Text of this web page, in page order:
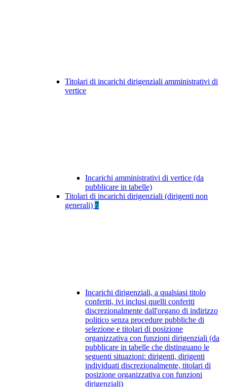
Titolari di incarichi dirigenziali amministrativi di
vertice
Incarichi amministrativi di vertice (da
pubblicare in tabelle)
Titolari di incarichi dirigenziali (dirigenti non
generali) 7
Incarichi dirigenziali, a qualsiasi titolo
conferiti, ivi inclusi quelli conferiti
discrezionalmente dall'organo di indirizzo
politico senza procedure pubbliche di
selezione e titolari di posizione
organizzativa con funzioni dirigenziali (da
pubblicare in tabelle che distinguano le
seguenti situazioni: dirigenti, dirigenti
individuati discrezionalmente, titolari di
posizione organizzativa con funzioni
dirigenziali)